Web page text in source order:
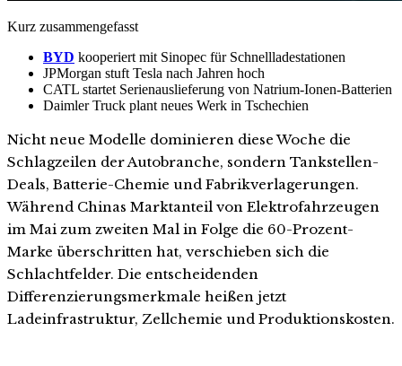
Kurz zusammengefasst
BYD kooperiert mit Sinopec für Schnellladestationen
JPMorgan stuft Tesla nach Jahren hoch
CATL startet Serienauslieferung von Natrium-Ionen-Batterien
Daimler Truck plant neues Werk in Tschechien
Nicht neue Modelle dominieren diese Woche die
Schlagzeilen der Autobranche, sondern Tankstellen-
Deals, Batterie-Chemie und Fabrikverlagerungen.
Während Chinas Marktanteil von Elektrofahrzeugen
im Mai zum zweiten Mal in Folge die 60-Prozent-
Marke überschritten hat, verschieben sich die
Schlachtfelder. Die entscheidenden
Differenzierungsmerkmale heißen jetzt
Ladeinfrastruktur, Zellchemie und Produktionskosten.